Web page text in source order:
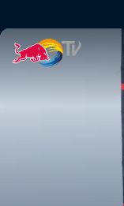
Dromen